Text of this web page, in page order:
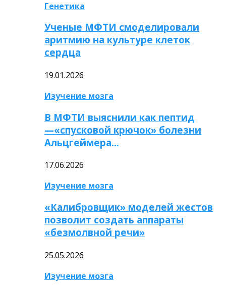
Генетика
Ученые МФТИ смоделировали
аритмию на культуре клеток
сердца
19.01.2026
Изучение мозга
В МФТИ выяснили как пептид
—«спусковой крючок» болезни
Альцгеймера…
17.06.2026
Изучение мозга
«Калибровщик» моделей жестов
позволит создать аппараты
«безмолвной речи»
25.05.2026
Изучение мозга